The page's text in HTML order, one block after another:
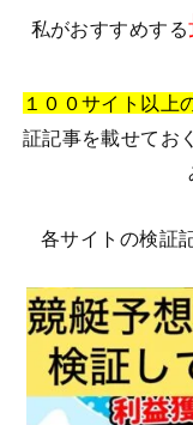
私がおすすめする
１００サイト以上
証記事を載せてお
各サイトの検証